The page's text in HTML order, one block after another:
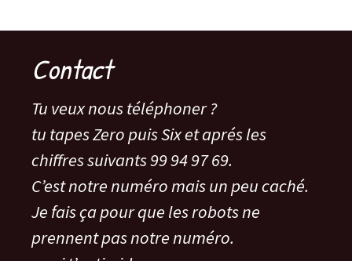
Contact
Tu veux nous téléphoner ?
tu tapes Zero puis Six et aprés les
chiffres suivants 99 94 97 69.
C’est notre numéro mais un peu caché.
Je fais ça pour que les robots ne
prennent pas notre numéro.